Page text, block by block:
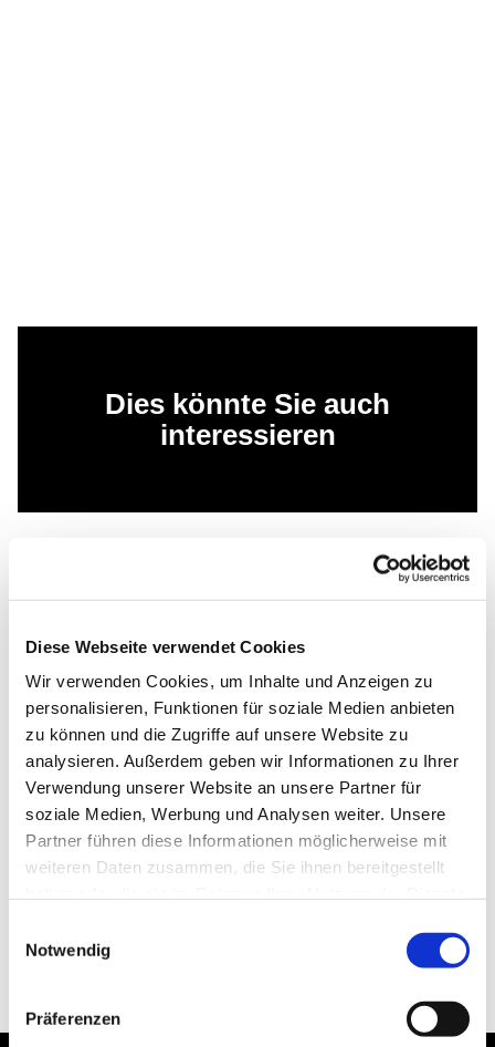
Diese Webseite verwendet Cookies
Wir verwenden Cookies, um Inhalte und Anzeigen zu
personalisieren, Funktionen für soziale Medien anbieten
zu können und die Zugriffe auf unsere Website zu
analysieren. Außerdem geben wir Informationen zu Ihrer
Verwendung unserer Website an unsere Partner für
soziale Medien, Werbung und Analysen weiter. Unsere
Partner führen diese Informationen möglicherweise mit
weiteren Daten zusammen, die Sie ihnen bereitgestellt
Notwendig
Präferenzen
Dies könnte Sie auch
interessieren